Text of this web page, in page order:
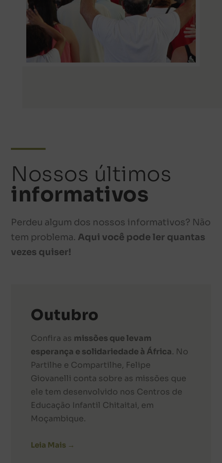
Nossos últimos
informativos
Perdeu algum dos nossos informativos? Não
tem problema. Aqui você pode ler quantas
vezes quiser!
Outubro
Confira as missões que levam
esperança e solidariedade à África. No
Partilhe e Compartilhe, Felipe
Giovanelli conta sobre as missões que
ele tem desenvolvido nos Centros de
Educação Infantil Chitaitai, em
Moçambique.
Leia Mais →